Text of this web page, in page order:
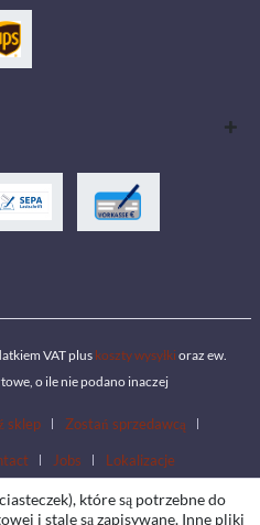
VAT plus koszty wysyłki oraz ew.
o ile nie podano inaczej
sklep Zostań sprzedawcą
Jobs Lokalizacje
które są potrzebne do
i stale są zapisywane. Inne pliki